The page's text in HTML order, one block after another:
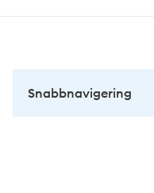
Snabbnavigering